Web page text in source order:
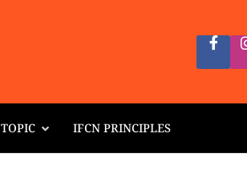
TOPIC IFCN PRINCIPLES